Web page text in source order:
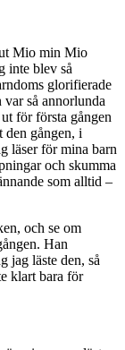
ut Mio min Mio
inte blev så
glorifierade
så annorlunda
för första gången
den gången, i
läser för mina barn
och skumma
som alltid –
och se om
Han
jag läste den, så
klart bara för